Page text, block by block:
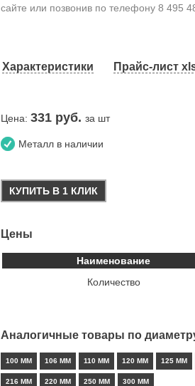
сайте или позвонив по телефону 8 495
Характеристики Прайс-лист
Цена: 331 руб. за шт
Металл в наличии
КУПИТЬ В 1 КЛИК
Цены
Наименование
Количество
Аналогичные товары по
100 ММ 106 ММ 110 ММ 120 ММ 125 ММ
216 ММ 220 ММ 250 ММ 300 ММ